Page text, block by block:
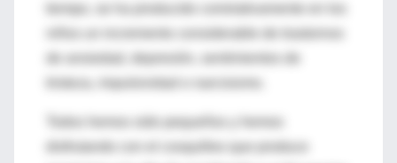
tiempo, se ha producido correlativamente en los
Todos hemos sido pequeños y hemos
disfrutando con el cosquilleo que produce